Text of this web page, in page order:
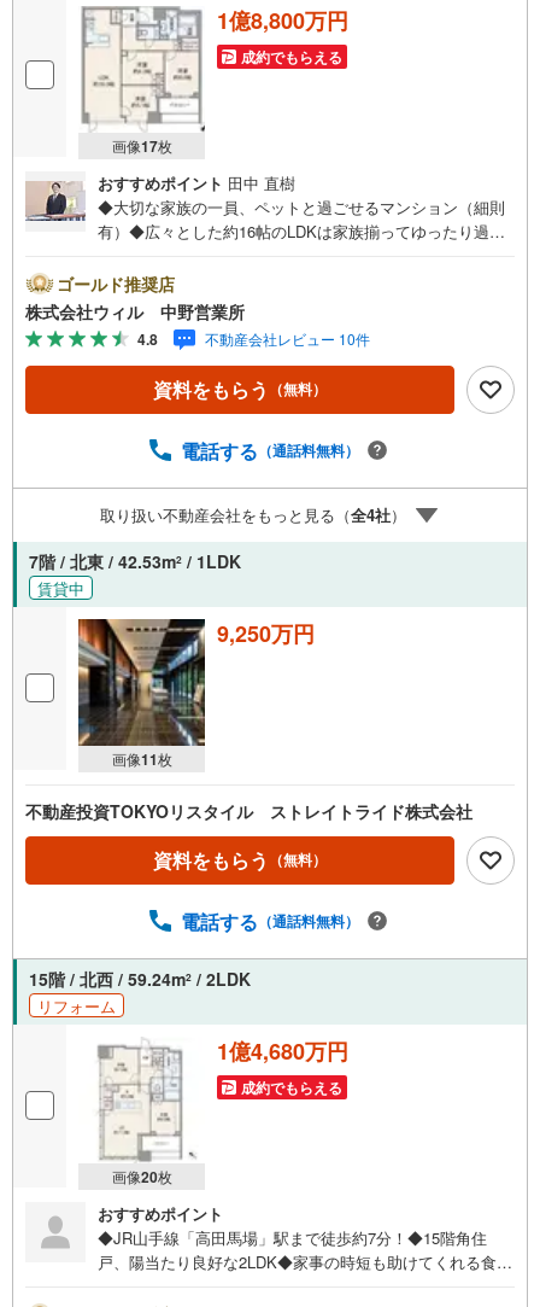
画像17枚
1億8,800万円
成約でもらえる
おすすめポイント 田中 直樹
◆大切な家族の一員、ペットと過ごせるマンション（細則
有）◆広々とした約16帖のLDKは家族揃ってゆったり過ご
が楽しくなりますね！◆ゴルフバッグやベビーカーも置け
るシューズインクローゼット！◆各居室に収納が設けられ
ており、お部屋のスペースを有効的に使えます◆天井高約
2.6m！開放感良好です！◆断熱による省エネや防音などの
効果がある二重サッシ採用◆プライバシーを重視する方
に！ホテルライクな内廊下設計です！◆防犯性を高めるト
ョン有り！【営業時間 10:00～19:00】上記時間はお電話が
い！現地を見学される場合は「室内・現地を見学する（無
料）」ボタンよりご希望の日時をご記入いただけますとス
ムーズにご案内が可能です。【ウィル不動産販売はここが
強み】（1）住宅ローンに精通したローン専門部署がありま
す！（3）定休日なし！
ゴールド推奨店
株式会社ウィル 中野営業所
4.8 不動産会社レビュー 10件
資料をもらう （無料）
電話する （通話料無料）
取り扱い不動産会社をもっと見る（全4社）
7階 / 北東 / 42.53m2 / 1LDK
賃貸中
画像11枚
9,250万円
不動産投資TOKYOリスタイル ストレイトライド株式会社
資料をもらう （無料）
電話する （通話料無料）
15階 / 北西 / 59.24m2 / 2LDK
リフォーム
画像20枚
1億4,680万円
成約でもらえる
おすすめポイント
◆JR山手線「高田馬場」駅まで徒歩約7分！◆15階角住
戸、陽当たり良好な2LDK◆家事の時短も助けてくれる食洗